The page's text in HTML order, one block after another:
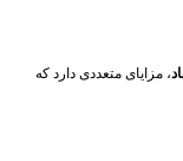
، مزایای متعددی دارد که